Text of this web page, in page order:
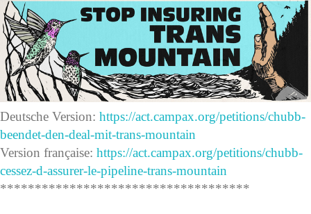
Deutsche Version: https://act.campax.org/petitions/chubb-
beendet-den-deal-mit-trans-mountain
Version française: https://act.campax.org/petitions/chubb-
cessez-d-assurer-le-pipeline-trans-mountain
************************************